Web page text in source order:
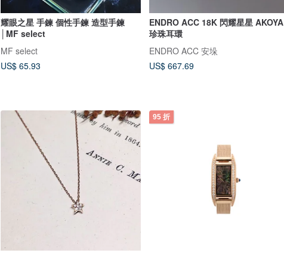
耀眼之星 手鍊 個性手鍊 造型手鍊
│MF select
MF select
US$ 65.93
ENDRO ACC 18K 閃耀星星 AKOYA
珍珠耳環
ENDRO ACC 安垛
US$ 667.69
95 折